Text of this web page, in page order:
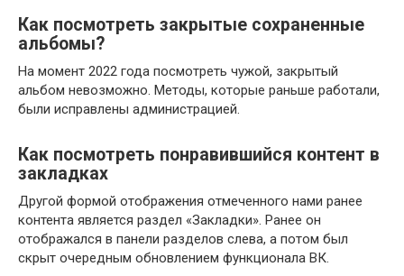
Как посмотреть закрытые сохраненные
альбомы?
На момент 2022 года посмотреть чужой, закрытый
альбом невозможно. Методы, которые раньше работали,
были исправлены администрацией.
Как посмотреть понравившийся контент в
закладках
Другой формой отображения отмеченного нами ранее
контента является раздел «Закладки». Ранее он
отображался в панели разделов слева, а потом был
скрыт очередным обновлением функционала ВК.